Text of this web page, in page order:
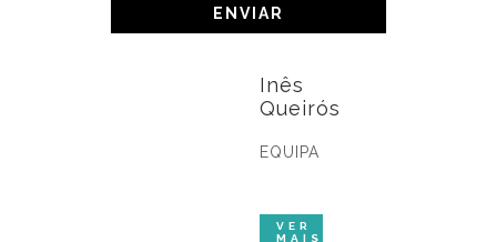
Inês
Queirós
EQUIPA